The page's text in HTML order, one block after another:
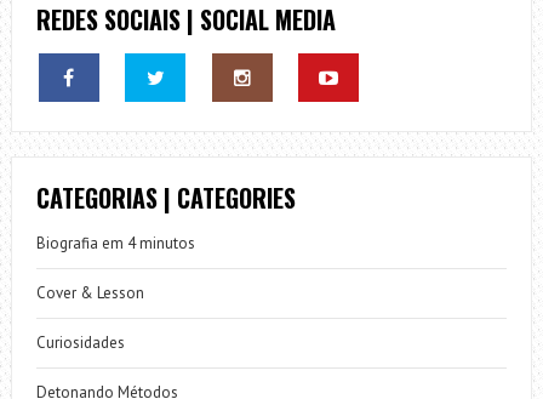
REDES SOCIAIS | SOCIAL MEDIA
CATEGORIAS | CATEGORIES
Biografia em 4 minutos
Cover & Lesson
Curiosidades
Detonando Métodos